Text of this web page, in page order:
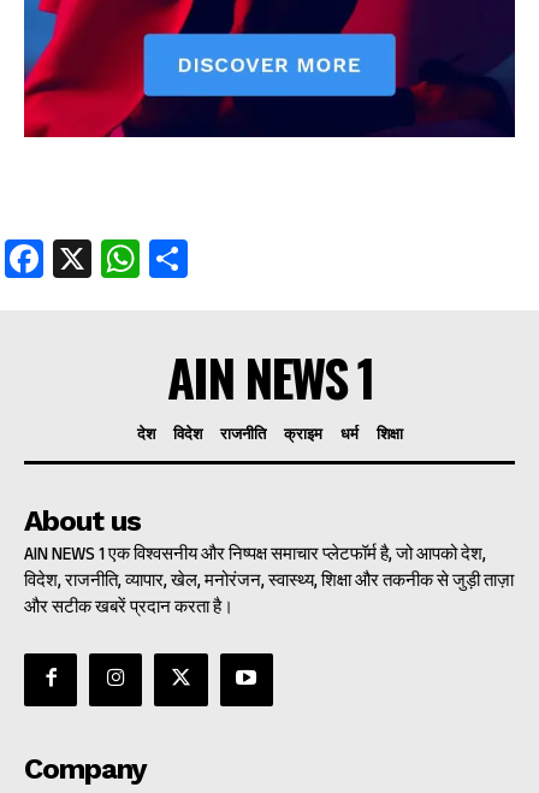
Facebook
X WhatsApp
AIN NEWS 1
देश विदेश राजनीति क्राइम धर्म शिक्षा
About us
AIN NEWS 1 एक विश्वसनीय और निष्पक्ष समाचार प्लेटफॉर्म है, जो आपको देश,
विदेश, राजनीति, व्यापार, खेल, मनोरंजन, स्वास्थ्य, शिक्षा और तकनीक से जुड़ी ताज़ा
और सटीक खबरें प्रदान करता है।
Company